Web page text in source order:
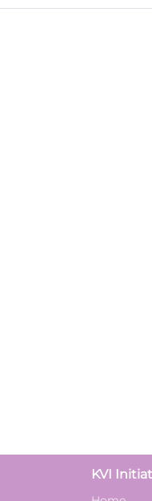
KVI